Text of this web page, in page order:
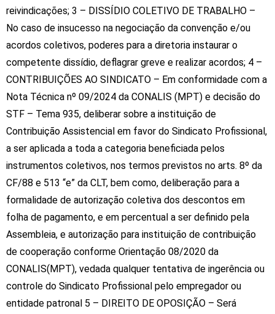
Departamento Jurídico
Homologações
SEC BRUSQUE
SINDICATO EMPREG.COMERCIO BRUSQUE
Endereço:Rua do Convento, 82 - Centro - CEP: 88350-380.
Fone:(047) 3351-2115
E-mail:contato@secbrusque.com.br
Localização
reivindicações; 3 – DISSÍDIO COLETIVO DE TRABALHO –
No caso de insucesso na negociação da convenção e/ou
acordos coletivos, poderes para a diretoria instaurar o
competente dissídio, deflagrar greve e realizar acordos; 4 –
CONTRIBUIÇÕES AO SINDICATO – Em conformidade com a
Nota Técnica nº 09/2024 da CONALIS (MPT) e decisão do
STF – Tema 935, deliberar sobre a instituição de
Contribuição Assistencial em favor do Sindicato Profissional,
a ser aplicada a toda a categoria beneficiada pelos
instrumentos coletivos, nos termos previstos no arts. 8º da
CF/88 e 513 “e” da CLT, bem como, deliberação para a
formalidade de autorização coletiva dos descontos em
folha de pagamento, e em percentual a ser definido pela
Assembleia, e autorização para instituição de contribuição
de cooperação conforme Orientação 08/2020 da
CONALIS(MPT), vedada qualquer tentativa de ingerência ou
controle do Sindicato Profissional pelo empregador ou
entidade patronal 5 – DIREITO DE OPOSIÇÃO – Será